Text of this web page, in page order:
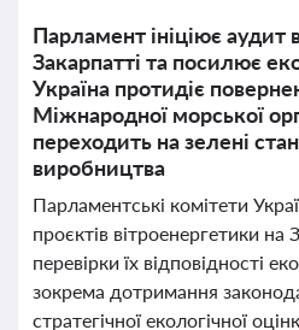
Парламент ініціює аудит
Закарпатті та посилює
Україна протидіє
Міжнародної морської
переходить на зелені
виробництва
Парламентські комітети
проєктів вітроенергетики на
перевірки їх відповідності
зокрема дотримання
стратегічної екологічної